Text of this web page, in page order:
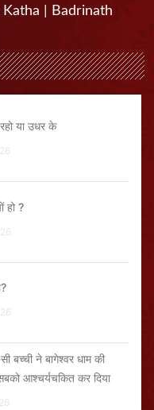
Katha | Badrinath
या उधर के
हो ?
बच्ची ने बागेश्वर धाम की
आश्चर्यचकित कर दिया